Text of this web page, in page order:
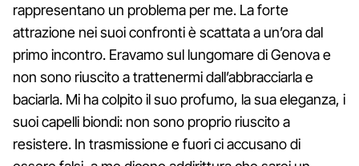
rappresentano un problema per me. La forte
attrazione nei suoi confronti è scattata a un’ora dal
primo incontro. Eravamo sul lungomare di Genova e
non sono riuscito a trattenermi dall’abbracciarla e
baciarla. Mi ha colpito il suo profumo, la sua eleganza, i
suoi capelli biondi: non sono proprio riuscito a
resistere. In trasmissione e fuori ci accusano di